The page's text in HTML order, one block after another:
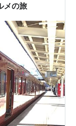
メの旅